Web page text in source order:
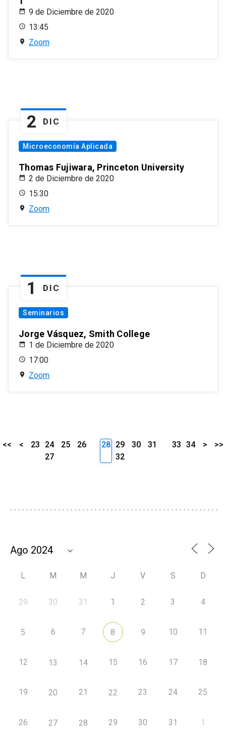
9 de Diciembre de 2020
13:45
Zoom
2 DIC
Microeconomía Aplicada
Thomas Fujiwara, Princeton University
2 de Diciembre de 2020
15:30
Zoom
1 DIC
Seminarios
Jorge Vásquez, Smith College
1 de Diciembre de 2020
17:00
Zoom
<< < 23 24 25
26
27
28 29 30
31
32
33 34 > >>
L M M J V S D
29 30 31 1 2 3 4
5 6 7 8 9 10 11
12 13 14 15 16 17 18
19 20 21 22 23 24 25
26 27 28 29 30 31 1